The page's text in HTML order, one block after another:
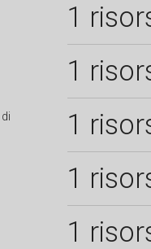
1
1
di 1
1
1